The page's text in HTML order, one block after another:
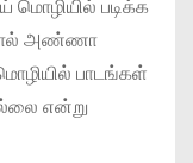
மொழியில் படிக்க
அண்ணா
பாடங்கள்
என்று